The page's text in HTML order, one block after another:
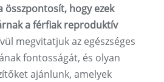
összpontosít, hogy ezek
a férfiak reproduktív
megvitatjuk az egészséges
fontosságát, és olyan
ajánlunk, amelyek